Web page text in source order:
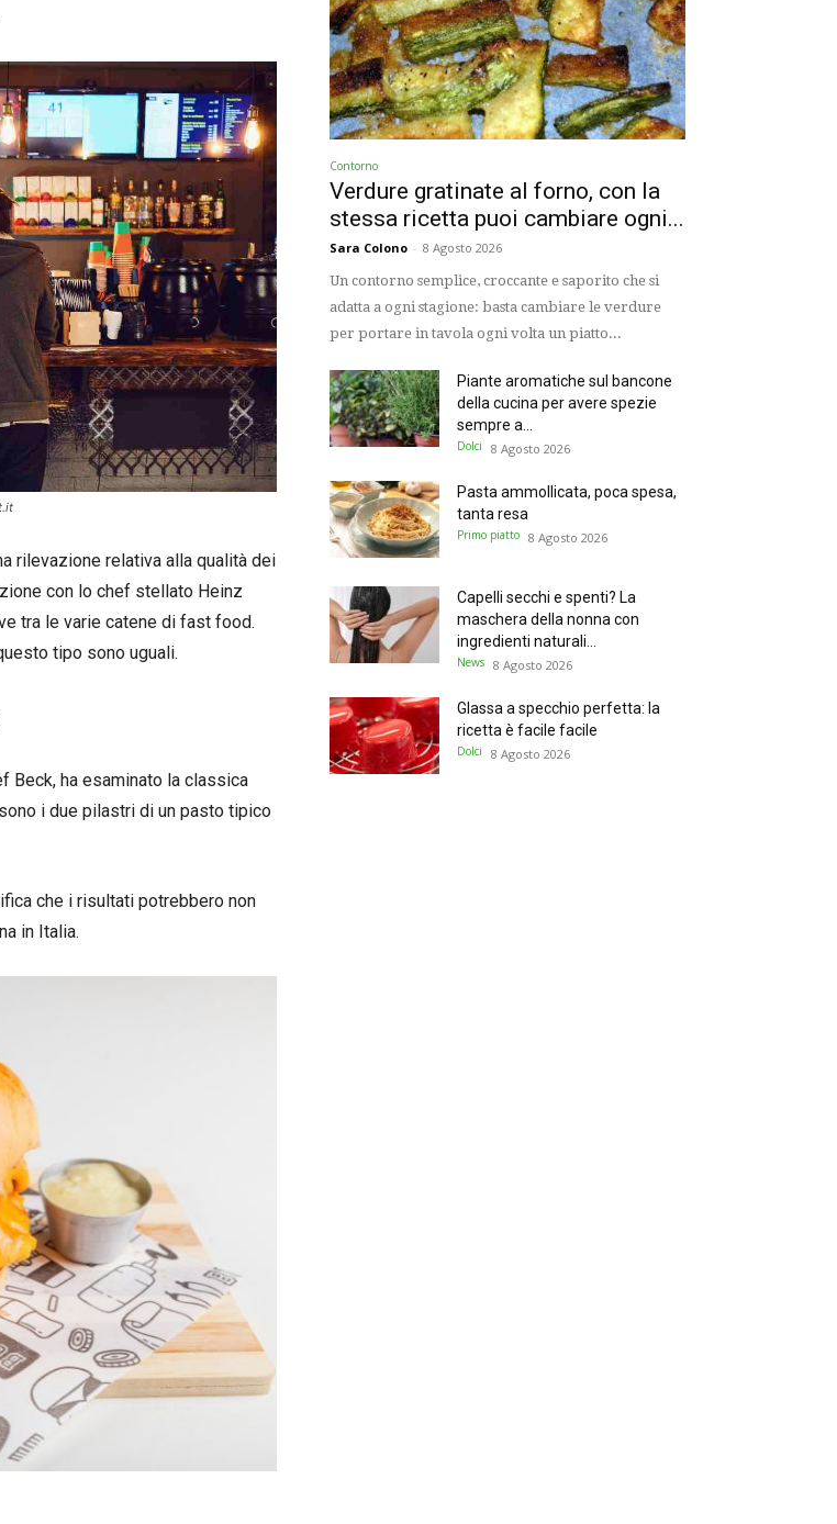
rilevazione relativa alla qualità dei
con lo chef stellato Heinz
tra le varie catene di fast food.
tipo sono uguali.
Beck, ha esaminato la classica
i due pilastri di un pasto tipico
che i risultati potrebbero non
in Italia.
Contorno
Verdure gratinate al forno, con la
stessa ricetta puoi cambiare ogni...
Sara Colono - 8 Agosto 2026
Un contorno semplice, croccante e saporito che si
adatta a ogni stagione: basta cambiare le verdure
per portare in tavola ogni volta un piatto...
Piante aromatiche sul bancone
della cucina per avere spezie
sempre a...
Dolci 8 Agosto 2026
Pasta ammollicata, poca spesa,
tanta resa
Primo piatto 8 Agosto 2026
Capelli secchi e spenti? La
maschera della nonna con
ingredienti naturali...
News 8 Agosto 2026
Glassa a specchio perfetta: la
ricetta è facile facile
Dolci 8 Agosto 2026